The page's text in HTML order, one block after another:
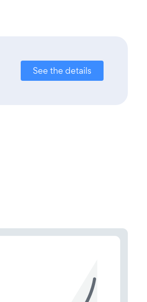
See the details